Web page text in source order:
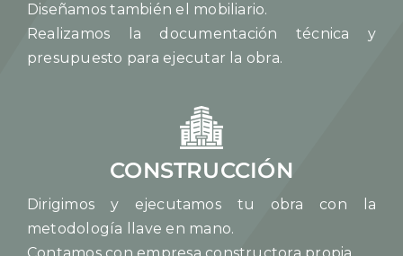
Diseñamos también el mobiliario.
Realizamos la documentación técnica y
presupuesto para ejecutar la obra.
CONSTRUCCIÓN
Dirigimos y ejecutamos tu obra con la
metodología llave en mano.